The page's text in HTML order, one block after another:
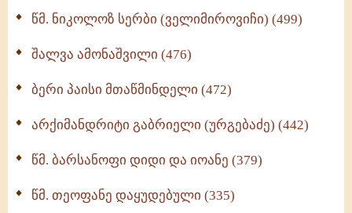
წმ. ნიკოლოზ სერბი (ველიმიროვიჩი) (499)
შალვა ამონაშვილი (476)
ბერი პაისი მთაწმინდელი (472)
არქიმანდრიტი გაბრიელი (ურგებაძე) (442)
წმ. ბარსანოფი დიდი და იოანე (379)
წმ. თეოფანე დაყუდებული (335)